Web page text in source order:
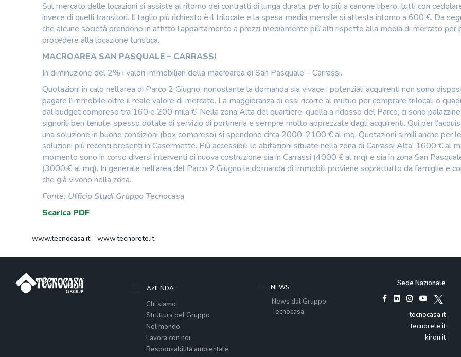
Sul mercato delle locazioni si assiste al ritorno dei contratti di lunga durata, per lo più a canone libero, tutti con
invece di quelli transitori. Il taglio più richiesto è il trilocale e la spesa media mensile si attesta intorno a 600 €. Da
che alcune società prendono in affitto l’appartamento a prezzi mediamente più alti rispetto alla media di mercato per
procedere alla locazione turistica.
MACROAREA SAN PASQUALE – CARRASSI
In diminuzione del 2% i valori immobiliari della macroarea di San Pasquale – Carrassi.
Quotazioni in calo nell’area di Parco 2 Giugno, nonostante la domanda sia vivace i potenziali acquirenti non sono
pagare l’immobile oltre il reale valore di mercato. La maggioranza di essi ricorre al mutuo per comprare trilocali o
dal budget compreso tra 160 e 200 mila €. Nella zona Alta del quartiere, quella a ridosso del Parco, ci sono palazzine
signorili ben tenute, spesso dotate di servizio di portineria e sempre molto apprezzate dagli acquirenti. Qui per
una soluzione in buone condizioni (box compreso) si spendono circa 2000-2100 € al mq. Quotazioni simili anche per le
soluzioni più recenti presenti in Casermette. Più accessibili le abitazioni situate nella zona di Carrassi Alta: 1600 € al
momento sono in corso diversi interventi di nuova costruzione sia in Carrassi (4000 € al mq) e sia in zona San
(3000 € al mq). In generale nell’area del Parco 2 Giugno la domanda di immobili proviene soprattutto da famiglie e
che già vivono nella zona.
Fonte: Ufficio Studi Gruppo Tecnocasa
Scarica PDF
www.tecnocasa.it- www.tecnorete.it
AZIENDA
Chi siamo
Struttura del Gruppo
Nel mondo
Lavora con noi
Responsabilità ambientale
NEWS
News dal Gruppo
Tecnocasa
Sede Nazionale
tecnocasa.it
tecnorete.it
kiron.it